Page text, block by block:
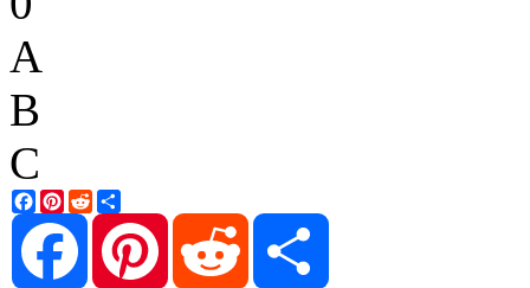
A
B
C
Facebook
Pinterest
Reddit
Facebook
Pinterest Reddit